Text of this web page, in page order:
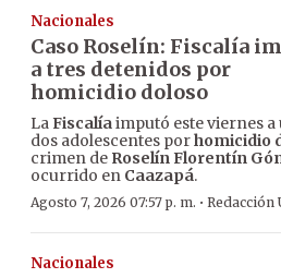
Nacionales
Caso Roselín: Fiscalía
a tres detenidos por
homicidio doloso
LaFiscalíaimputó este viernes a
dos adolescentes porhomicidio
crimen de Roselín Florentín
ocurrido en Caazapá.
Agosto 7, 2026 07:57 p. m. · Redacción
Nacionales